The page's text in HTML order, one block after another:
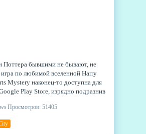
Поттера бывшими не бывают, не
игра по любимой вселенной Harry
Mystery наконец-то доступна для
Play Store, изрядно подразнив
новенькое.
Просмотров: 51405